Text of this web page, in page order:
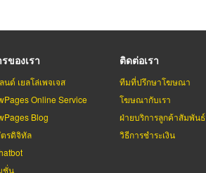
ของเรา
นด์ เยลโล่เพจเจส
Online Service
Blog
รดิจิทัล
ชั่น
ติดต่อเรา
ทีมที่ปรึกษาโฆษณา
โฆษณากับเรา
ฝ่ายบริการลูกค้าสัมพันธ์
วิธีการชำระเงิน